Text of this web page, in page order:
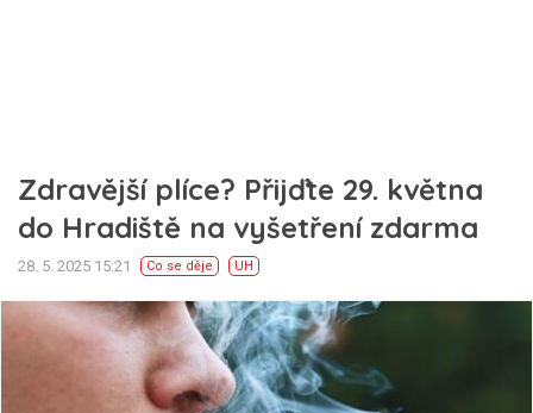
Zdravější plíce? Přijďte 29. května
do Hradiště na vyšetření zdarma
28. 5. 2025 15:21 Co se děje UH